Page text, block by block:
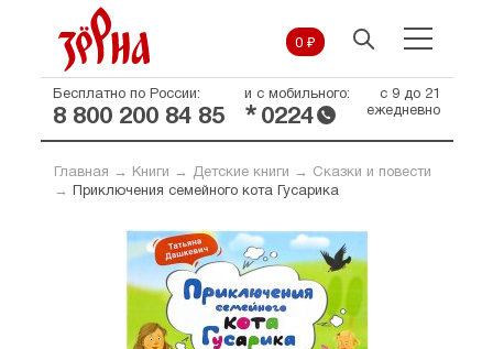
0 ₽
Бесплатно по России:
8 800 200 84 85
и с мобильного:
* 0224
с 9 до 21
ежедневно
Главная → Книги → Детские книги →
Сказки и повести
→
Приключения семейного кота Гусарика